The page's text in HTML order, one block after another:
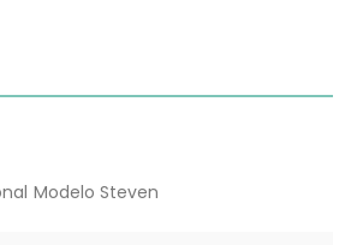
Modelo Steven